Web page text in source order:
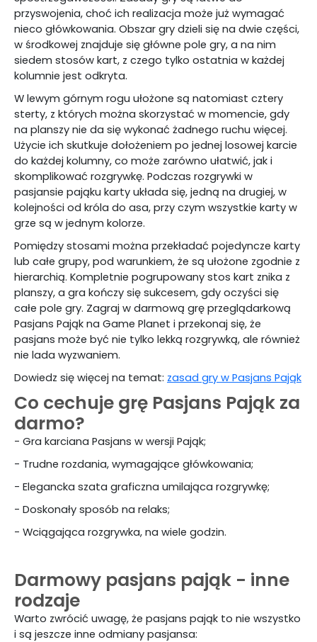
przyswojenia, choć ich realizacja może już wymagać
nieco główkowania. Obszar gry dzieli się na dwie części,
w środkowej znajduje się główne pole gry, a na nim
siedem stosów kart, z czego tylko ostatnia w każdej
kolumnie jest odkryta.
W lewym górnym rogu ułożone są natomiast cztery
sterty, z których można skorzystać w momencie, gdy
na planszy nie da się wykonać żadnego ruchu więcej.
Użycie ich skutkuje dołożeniem po jednej losowej karcie
do każdej kolumny, co może zarówno ułatwić, jak i
skomplikować rozgrywkę. Podczas rozgrywki w
pasjansie pająku karty układa się, jedną na drugiej, w
kolejności od króla do asa, przy czym wszystkie karty w
grze są w jednym kolorze.
Pomiędzy stosami można przekładać pojedyncze karty
lub całe grupy, pod warunkiem, że są ułożone zgodnie z
hierarchią. Kompletnie pogrupowany stos kart znika z
planszy, a gra kończy się sukcesem, gdy oczyści się
całe pole gry. Zagraj w darmową grę przeglądarkową
Pasjans Pająk na Game Planet i przekonaj się, że
pasjans może być nie tylko lekką rozgrywką, ale również
nie lada wyzwaniem.
Dowiedz się więcej na temat: zasad gry w Pasjans Pająk
Co cechuje grę Pasjans Pająk za
darmo?
- Gra karciana Pasjans w wersji Pająk;
- Trudne rozdania, wymagające główkowania;
- Elegancka szata graficzna umilająca rozgrywkę;
- Doskonały sposób na relaks;
- Wciągająca rozgrywka, na wiele godzin.
Darmowy pasjans pająk - inne
rodzaje
Warto zwrócić uwagę, że pasjans pająk to nie wszystko
i są jeszcze inne odmiany pasjansa: